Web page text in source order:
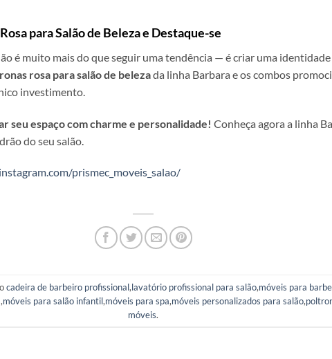
para Salão de Beleza e Destaque-se
é muito mais do que seguir uma tendência — é criar uma
rosa para salão de belezada linha Barbara e os combos
investimento.
seu espaço com charme e personalidade! Conheça agora a linha
do seu salão.
prismec_moveis_salao/
cadeira de barbeiro profissional,lavatório profissional para salão,móveis para
,móveis para salão infantil,móveis para spa,móveis personalizados para salão,
móveis.